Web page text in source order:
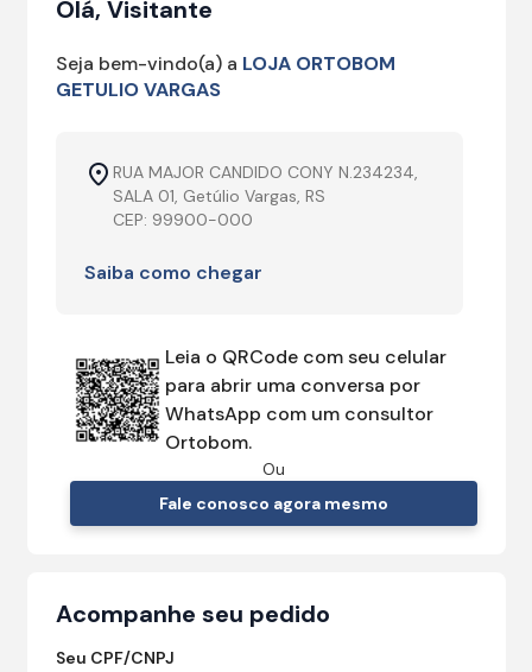
Olá, Visitante
Seja bem-vindo(a) a LOJA ORTOBOM
GETULIO VARGAS
RUA MAJOR CANDIDO CONY N.234234,
SALA 01, Getúlio Vargas, RS
CEP: 99900-000
Saiba como chegar
Leia o QRCode com seu celular
para abrir uma conversa por
WhatsApp com um consultor
Ortobom.
Ou
Fale conosco agora mesmo
Acompanhe seu pedido
Seu CPF/CNPJ